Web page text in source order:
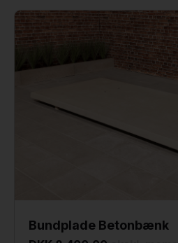
Bundplade Betonbænk